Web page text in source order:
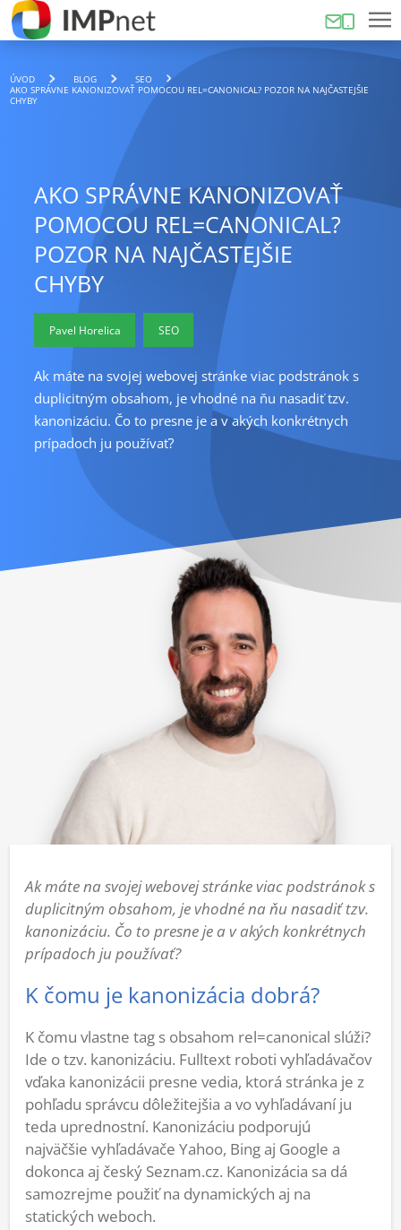
ÚVOD BLOG
SEO
AKO SPRÁVNE KANONIZOVAŤ POMOCOU REL=CANONICAL? POZOR NA NAJČASTEJŠIE
CHYBY
AKO SPRÁVNE KANONIZOVAŤ
POMOCOU REL=CANONICAL?
POZOR NA NAJČASTEJŠIE
CHYBY
Pavel Horelica SEO
Ak máte na svojej webovej stránke viac podstránok s
duplicitným obsahom, je vhodné na ňu nasadiť tzv.
kanonizáciu. Čo to presne je a v akých konkrétnych
prípadoch ju používať?
Ak máte na svojej webovej stránke viac podstránok s
duplicitným obsahom, je vhodné na ňu nasadiť tzv.
kanonizáciu. Čo to presne je a v akých konkrétnych
prípadoch ju používať?
K čomu je kanonizácia dobrá?
K čomu vlastne tag s obsahom rel=canonical slúži?
Ide o tzv. kanonizáciu. Fulltext roboti vyhľadávačov
vďaka kanonizácii presne vedia, ktorá stránka je z
pohľadu správcu dôležitejšia a vo vyhľadávaní ju
teda uprednostní. Kanonizáciu podporujú
najväčšie vyhľadávače Yahoo, Bing aj Google a
dokonca aj český Seznam.cz. Kanonizácia sa dá
samozrejme použiť na dynamických aj na
statických weboch.